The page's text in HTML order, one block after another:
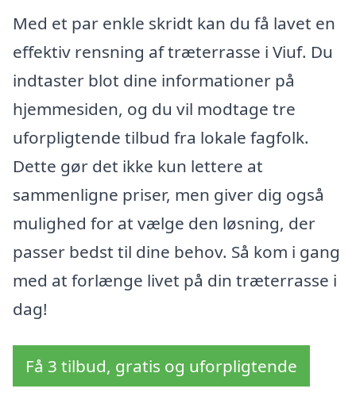
Med et par enkle skridt kan du få lavet en
effektiv rensning af træterrasse i Viuf. Du
indtaster blot dine informationer på
hjemmesiden, og du vil modtage tre
uforpligtende tilbud fra lokale fagfolk.
Dette gør det ikke kun lettere at
sammenligne priser, men giver dig også
mulighed for at vælge den løsning, der
passer bedst til dine behov. Så kom i gang
med at forlænge livet på din træterrasse i
dag!
Få 3 tilbud, gratis og uforpligtende